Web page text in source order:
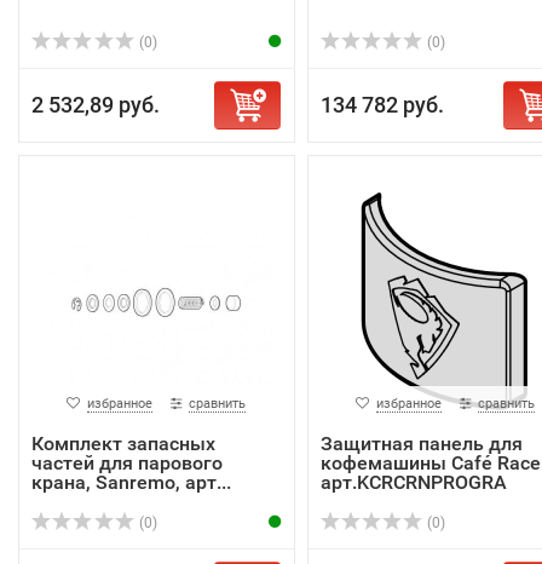
(0)
2 532,89 руб.
(0)
134 782 руб.
избранное сравнить
Комплект запасных
частей для парового
крана, Sanremo, арт...
(0)
избранное сравнить
Защитная панель для
кофемашины Café
арт.KCRCRNPROGRA
(0)